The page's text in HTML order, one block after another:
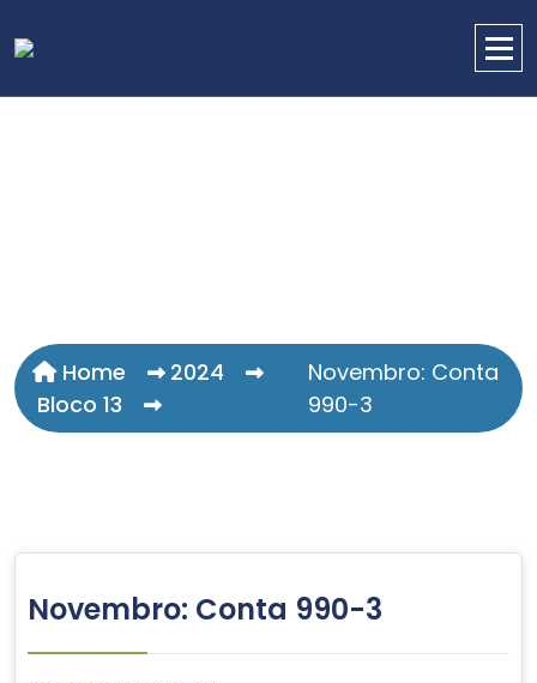
Home
2024
Bloco 13
Novembro: Conta
990-3
Novembro: Conta 990-3